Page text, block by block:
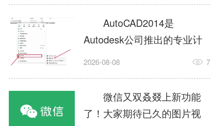
入AutoCAD2014的操作界
面，如图所示：2.在该界面内
找到矩形选项，如图所示：3.
点击矩...
办的解决方法，有需要的小
伙伴可以来了解了解哦。1.打
开控制面板，选择
AutodeskAutoCAD2014。2.
等AutodeskAutoCAD2014的
安装程序加载完毕。3.选择添
加/...
AutoCAD2014是
Autodesk公司推出的专业计
算机辅助设计（CAD）软
子、建筑、服装等多个工程
与设计领域。作为行业标准
工具之一，它提供了强大的
2026-08-08 7
微信又双叒叕上新功能
了！大家期待已久的图片视